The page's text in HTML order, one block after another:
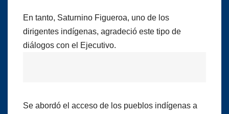
En tanto, Saturnino Figueroa, uno de los
dirigentes indígenas, agradeció este tipo de
diálogos con el Ejecutivo.
Se abordó el acceso de los pueblos indígenas a